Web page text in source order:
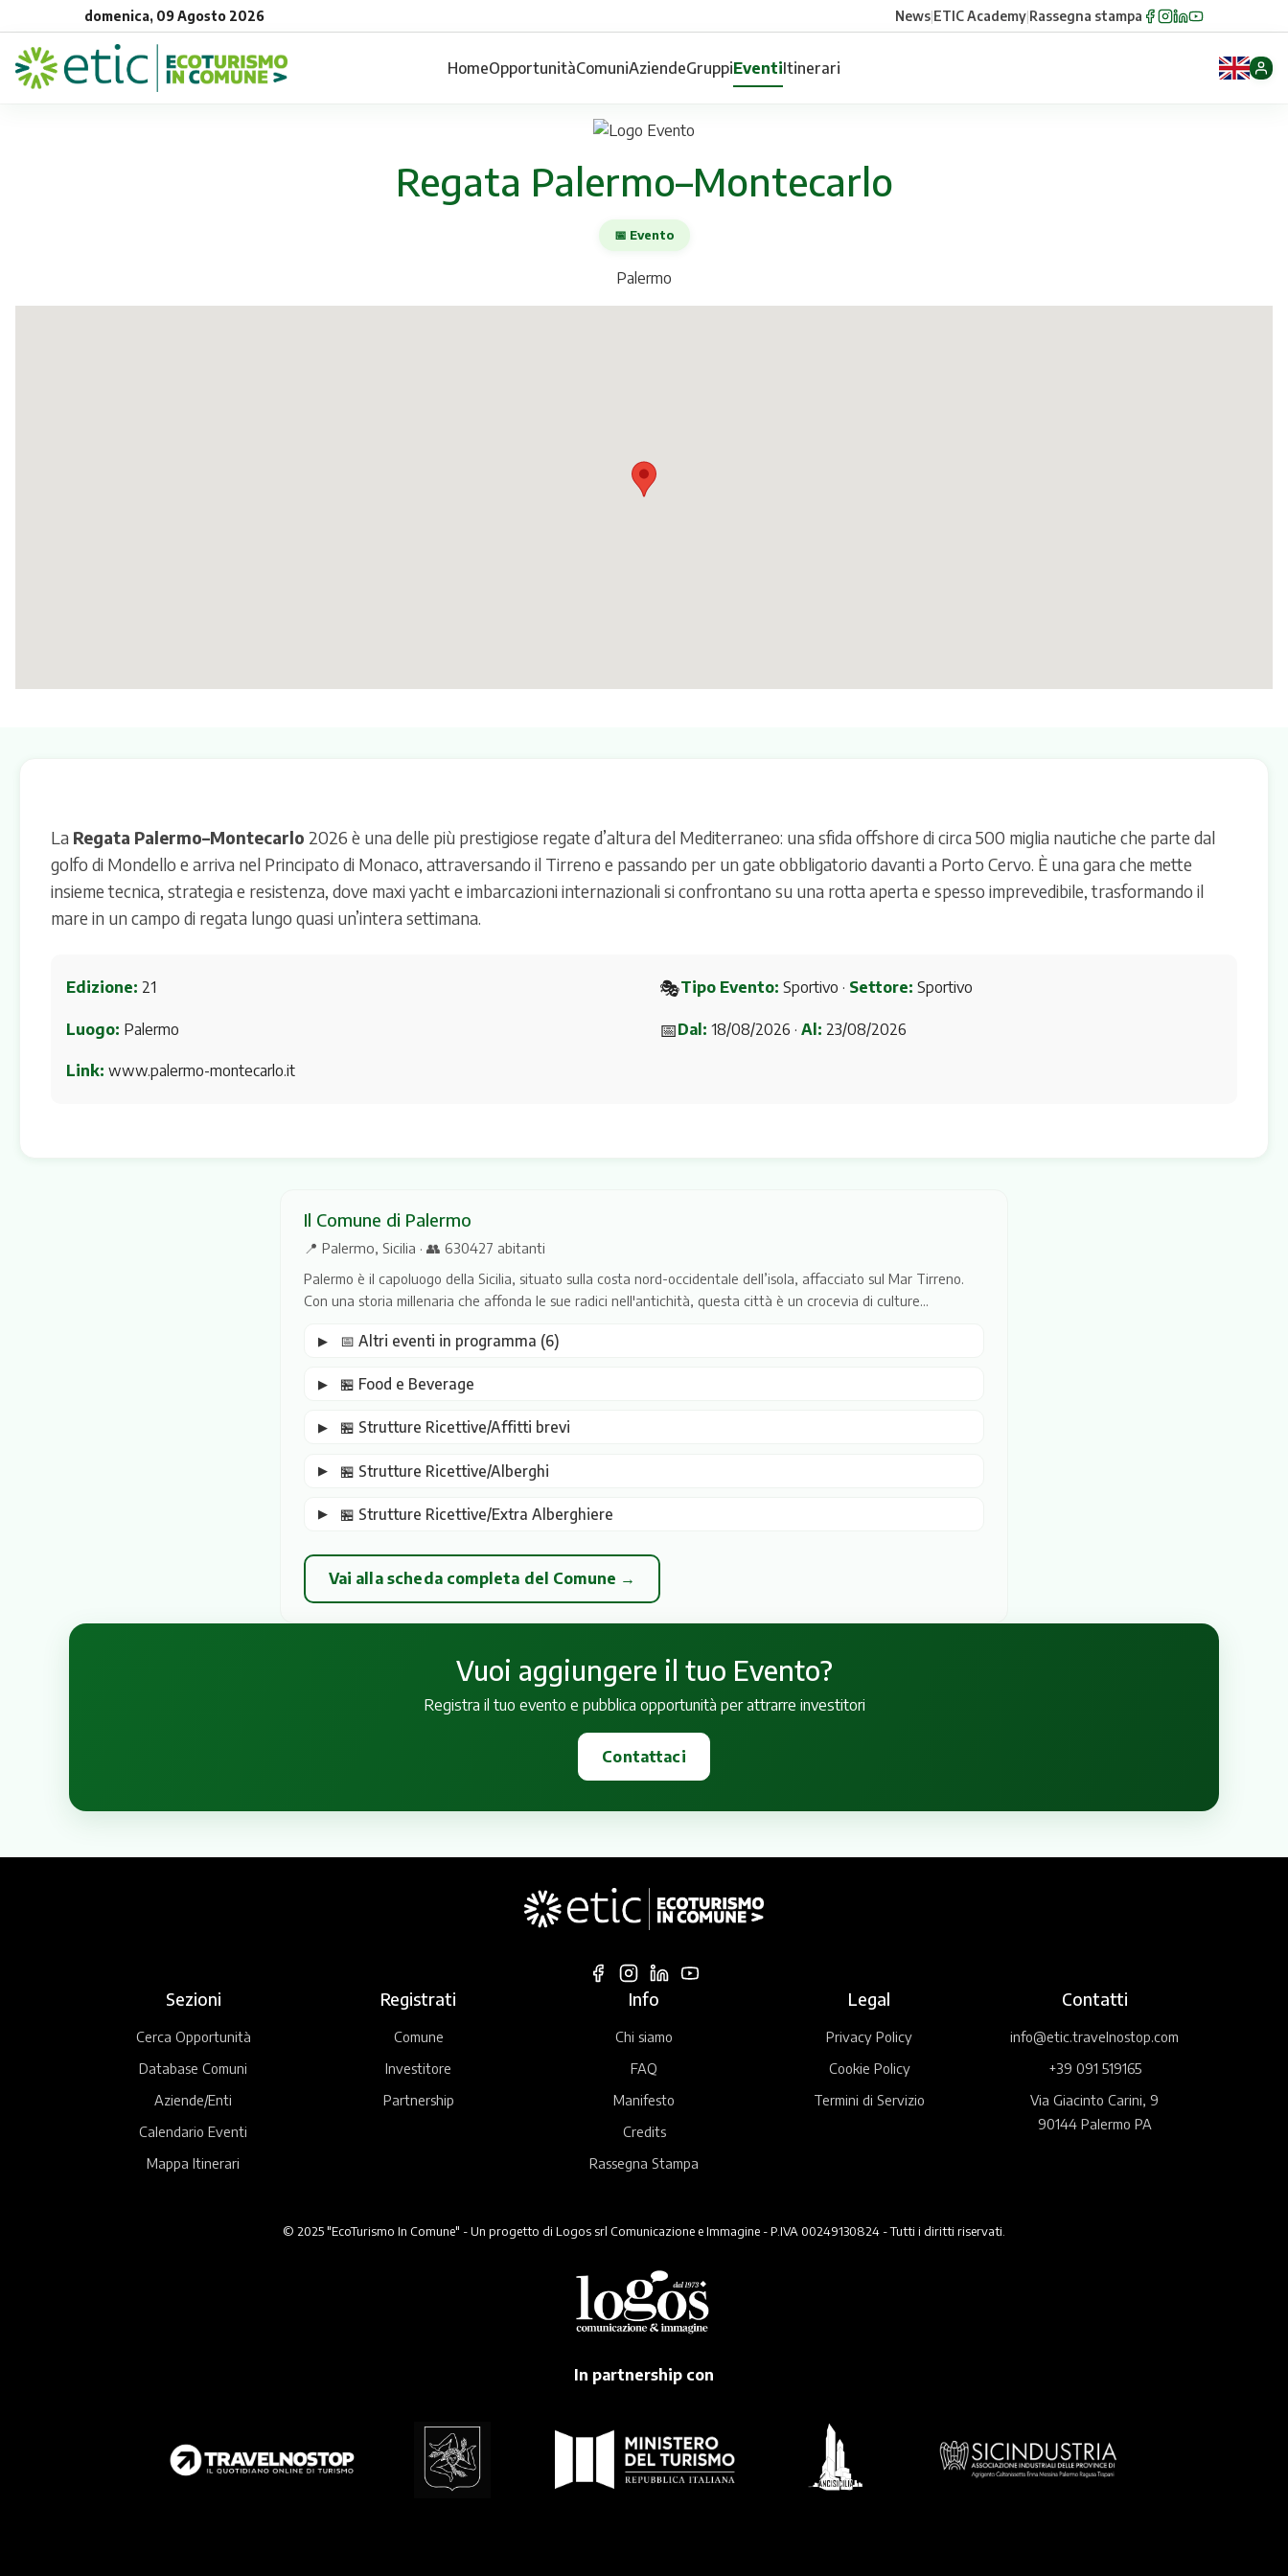
domenica, 09 Agosto 2026 News|ETIC Academy|Rassegna stampa
HomeOpportunitàComuniAziendeGruppiEventiItinerari
Regata Palermo–Montecarlo
📅 Evento
Palermo
La Regata Palermo–Montecarlo 2026 è una delle più prestigiose regate d’altura del Mediterraneo: una sfida offshore di circa 500 miglia nautiche che parte dal
golfo di Mondello e arriva nel Principato di Monaco, attraversando il Tirreno e passando per un gate obbligatorio davanti a Porto Cervo. È una gara che mette
insieme tecnica, strategia e resistenza, dove maxi yacht e imbarcazioni internazionali si confrontano su una rotta aperta e spesso imprevedibile, trasformando il
mare in un campo di regata lungo quasi un’intera settimana.
Edizione: 21 🎭Tipo Evento: Sportivo · Settore: Sportivo
Luogo: Palermo 📅Dal: 18/08/2026 · Al: 23/08/2026
Link: www.palermo-montecarlo.it
Il Comune di Palermo
📍 Palermo, Sicilia · 👥 630427 abitanti
Palermo è il capoluogo della Sicilia, situato sulla costa nord-occidentale dell’isola, affacciato sul Mar Tirreno.
Con una storia millenaria che affonda le sue radici nell'antichità, questa città è un crocevia di culture...
📅 Altri eventi in programma (6)
🏪 Food e Beverage
🏪 Strutture Ricettive/Affitti brevi
🏪 Strutture Ricettive/Alberghi
🏪 Strutture Ricettive/Extra Alberghiere
Vai alla scheda completa del Comune →
Vuoi aggiungere il tuo Evento?
Registra il tuo evento e pubblica opportunità per attrarre investitori
Contattaci
Sezioni
Cerca Opportunità
Database Comuni
Aziende/Enti
Calendario Eventi
Mappa Itinerari
Registrati
Comune
Investitore
Partnership
Info
Chi siamo
FAQ
Manifesto
Credits
Rassegna Stampa
Legal
Privacy Policy
Cookie Policy
Termini di Servizio
Contatti
info@etic.travelnostop.com
+39 091 519165
Via Giacinto Carini, 9
90144 Palermo PA
© 2025 "EcoTurismo In Comune" - Un progetto di Logos srl Comunicazione e Immagine - P.IVA 00249130824 - Tutti i diritti riservati.
In partnership con